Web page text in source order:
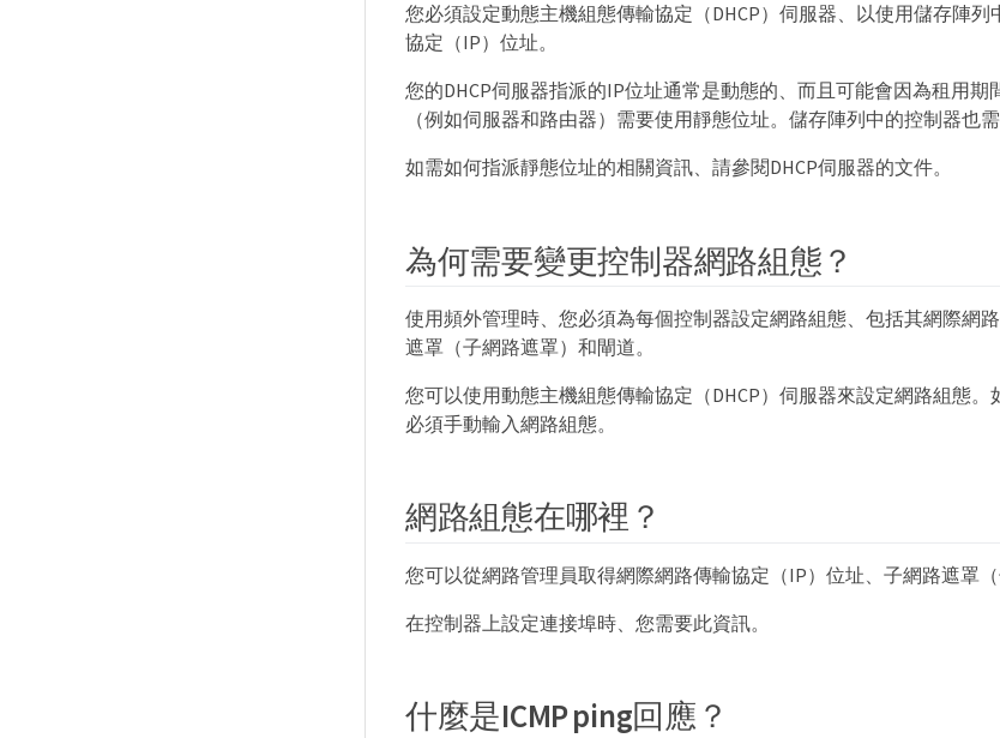
您必須設定動態主機組態傳輸協定（DHCP）伺服器、以使用儲存陣
協定（IP）位址。
您的DHCP伺服器指派的IP位址通常是動態的、而且可能會因為租用期
（例如伺服器和路由器）需要使用靜態位址。儲存陣列中的控制器也需
如需如何指派靜態位址的相關資訊、請參閱DHCP伺服器的文件。
為何需要變更控制器網路組態？
使用頻外管理時、您必須為每個控制器設定網路組態、包括其網際網
遮罩（子網路遮罩）和閘道。
您可以使用動態主機組態傳輸協定（DHCP）伺服器來設定網路組態。
必須手動輸入網路組態。
網路組態在哪裡？
您可以從網路管理員取得網際網路傳輸協定（IP）位址、子網路遮罩（
在控制器上設定連接埠時、您需要此資訊。
什麼是ICMP ping回應？